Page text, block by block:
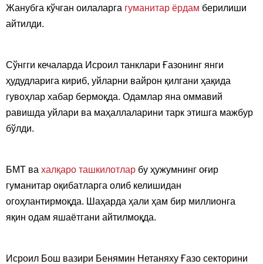
Жанубга кўчган оилаларга гуманитар ёрдам берилиши
айтилди.
Сўнгги кечаларда Исроил танклари Ғазонинг янги
ҳудудларига кириб, уйларни вайрон қилгани ҳақида
гувоҳлар хабар бермоқда. Одамлар яна оммавий
равишда уйлари ва маҳаллаларини тарк этишга мажбур
бўлди.
БМТ ва халқаро ташкилотлар бу ҳужумнинг оғир
гуманитар оқибатларга олиб келишидан
огоҳлантирмоқда. Шаҳарда ҳали ҳам бир миллионга
яқин одам яшаётгани айтилмоқда.
Исроил Бош вазири Бенямин Нетаняху Ғазо секторини